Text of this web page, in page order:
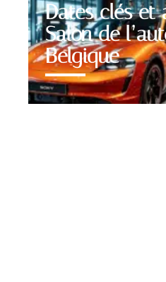
Dates clés et
Salon de
Belgique